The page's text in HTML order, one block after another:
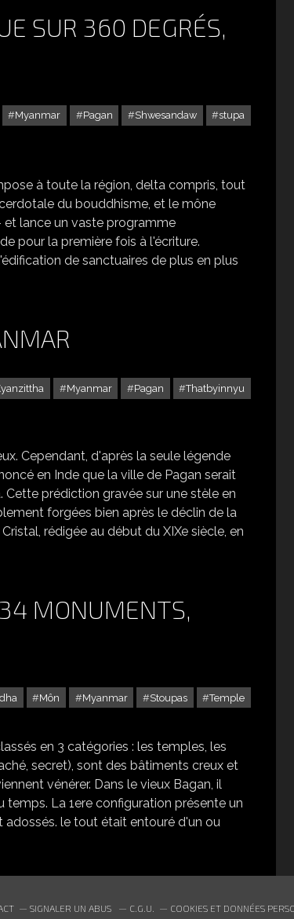
SUR 360 DEGRÉS,
Myanmar Pagan Shwesandaw
stupa
à toute la région, delta compris, tout
du bouddhisme, et le mône
et lance un vaste programme
pour la première fois à l'écriture.
de sanctuaires de plus en plus
Myanmar Pagan Thatbyinnyu
Cependant, d'après la seule légende
en Inde que la ville de Pagan serait
prédiction gravée sur une stèle en
forgées bien après le déclin de la
rédigée au début du XIXe siècle, en
MONUMENTS,
Môn Myanmar Stoupas Temple
AU 2834 MONUMENTS, MYANMAR
en 3 catégories : les temples, les
secret), sont des bâtiments creux et
vénérer. Dans le vieux Bagan, il
La 1ere configuration présente un
le tout était entouré d'un ou
SIGNALER UN ABUS C.G.U. COOKIES ET DONNÉES